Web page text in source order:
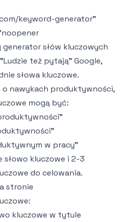
keyword-generator"
generator słów kluczowych
też pytają" Google,
słowa kluczowe.
nawykach produktywności,
mogą być:
w pracy"
słowo kluczowe i 2-3
do celowania.
stronie
kluczowe w tytule